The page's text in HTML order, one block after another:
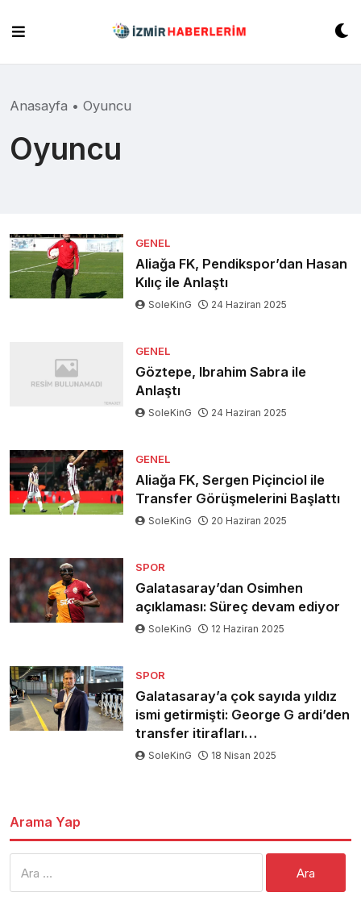
content
Anasayfa • Oyuncu
Oyuncu
GENEL
Aliağa FK, Pendikspor’dan Hasan
Kılıç ile Anlaştı
SoleKinG 24 Haziran 2025
GENEL
Göztepe, Ibrahim Sabra ile
Anlaştı
SoleKinG 24 Haziran 2025
GENEL
Aliağa FK, Sergen Piçinciol ile
Transfer Görüşmelerini Başlattı
SoleKinG 20 Haziran 2025
SPOR
Galatasaray’dan Osimhen
açıklaması: Süreç devam ediyor
SoleKinG 12 Haziran 2025
SPOR
Galatasaray’a çok sayıda yıldız
ismi getirmişti: George G ardi’den
transfer itirafları…
SoleKinG 18 Nisan 2025
Arama Yap